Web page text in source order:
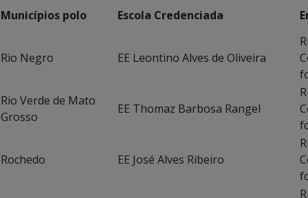
Municípios polo Escola Credenciada
Rio Negro EE Leontino Alves de Oliveira
Rio Verde de Mato
Grosso
EE Thomaz Barbosa Rangel
Rochedo EE José Alves Ribeiro